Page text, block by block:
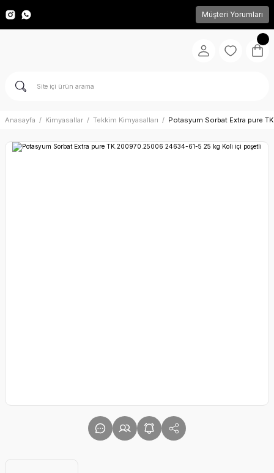
Müşteri Yorumları
Anasayfa Kimyasallar Tekkim Kimyasalları Potasyum Sorbat Extra pure